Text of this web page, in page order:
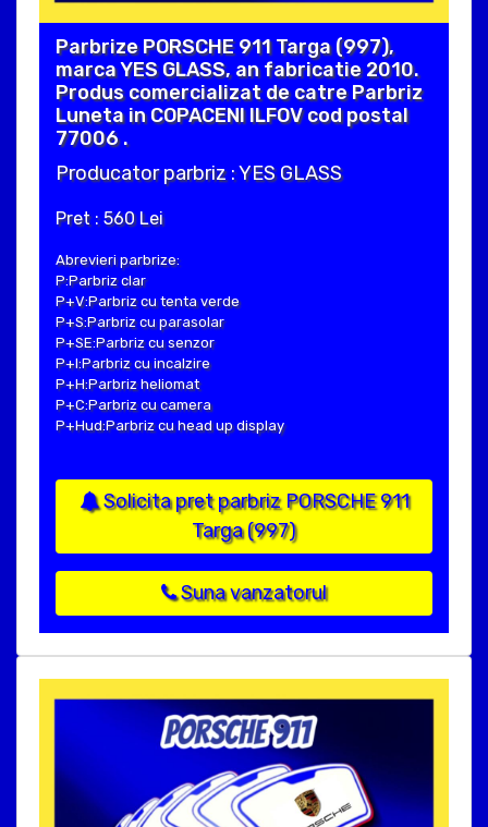
Parbrize PORSCHE 911 Targa (997),
marca YES GLASS, an fabricatie 2010.
Produs comercializat de catre Parbriz
Luneta in COPACENI ILFOV cod postal
77006 .
Producator parbriz : YES GLASS
Pret : 560 Lei
Abrevieri parbrize:
P:Parbriz clar
P+V:Parbriz cu tenta verde
P+S:Parbriz cu parasolar
P+SE:Parbriz cu senzor
P+I:Parbriz cu incalzire
P+H:Parbriz heliomat
P+C:Parbriz cu camera
P+Hud:Parbriz cu head up display
Solicita pret parbriz PORSCHE 911
Targa (997)
Suna vanzatorul